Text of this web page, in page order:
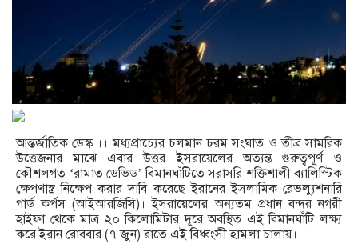
আন্তর্জাতিক ডেস্ক ।। মধ্যপ্রাচ্যের চলমান চরম সংঘাত ও তীব্র সামরিক
উত্তেজনার মাঝে এবার উত্তর ইসরায়েলের অত্যন্ত গুরুত্বপূর্ণ ও
কৌশলগত ‘রামাত ডেভিড’ বিমানঘাঁটিতে সরাসরি শক্তিশালী ব্যালিস্টিক
ক্ষেপণাস্ত্র নিক্ষেপ করার দাবি করেছে ইরানের ইসলামিক রেভল্যুশনারি
গার্ড কর্পস (আইআরজিসি)। ইসরায়েলের অন্যতম প্রধান বন্দর নগরী
হাইফা থেকে মাত্র ২০ কিলোমিটার দূরে অবস্থিত এই বিমানঘাঁটি লক্ষ্য
করে ইরান রোববার (৭ জুন) রাতে এই বিধ্বংসী হামলা চালায়।